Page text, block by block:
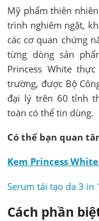
Mỹ phẩm thiên
trình nghiêm ngặt,
các cơ quan chứng
từng dòng sản
Princess White
trường, được Bộ
đại lý trên 60 tỉnh
toàn có thể tin dùng.
Có thể bạn quan
Kem Princess
Serum tái tạo da 3 in
Cách phần